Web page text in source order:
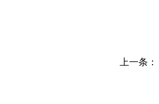
上一条：